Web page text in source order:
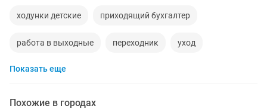
ходунки детские приходящий бухгалтер
работа в выходные переходник уход
уход за больными
Показать еще
Похожие в городах